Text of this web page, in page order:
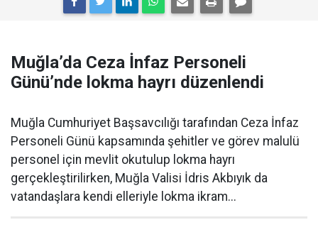
Muğla’da Ceza İnfaz Personeli
Günü’nde lokma hayrı düzenlendi
Muğla Cumhuriyet Başsavcılığı tarafından Ceza İnfaz
Personeli Günü kapsamında şehitler ve görev malulü
personel için mevlit okutulup lokma hayrı
gerçekleştirilirken, Muğla Valisi İdris Akbıyık da
vatandaşlara kendi elleriyle lokma ikram...